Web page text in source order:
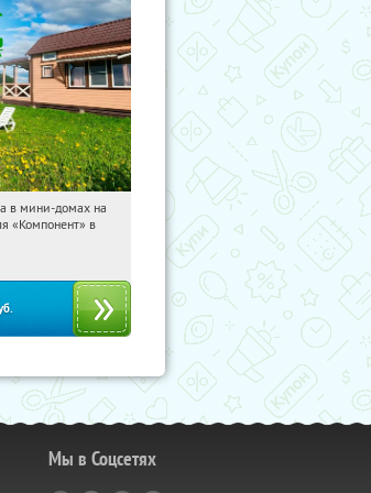
Купили:116
р-
в мини-домах на
«Компонент» в
Мы в Соцсетях